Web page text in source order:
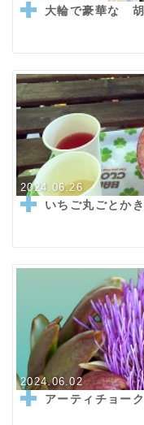
大輪で豪華な
2024.06.26
いちご丸ごとか
2024.06.02
アーティチョーク